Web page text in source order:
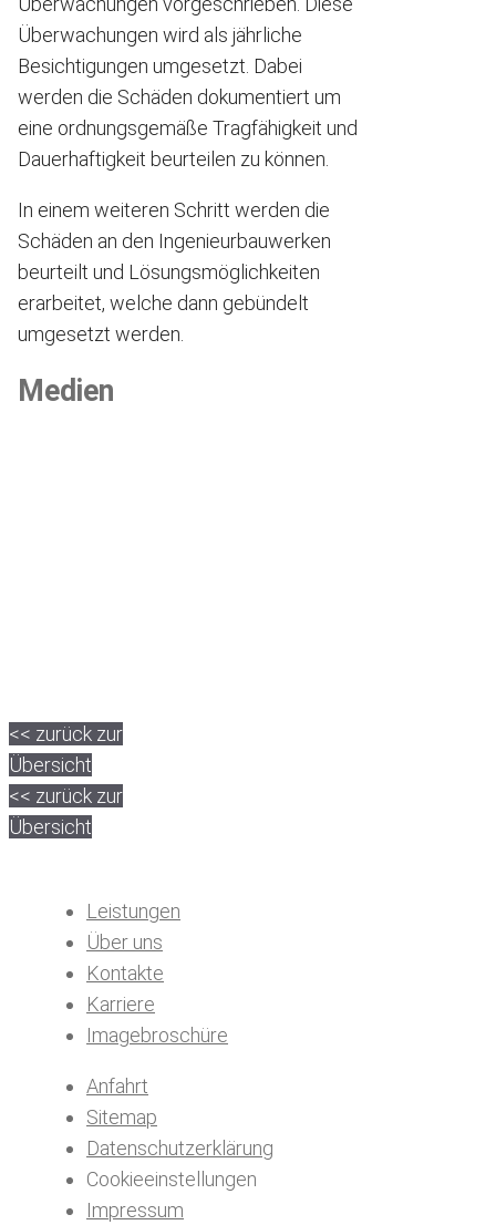
Überwachungen wird als jährliche
Besichtigungen umgesetzt. Dabei
werden die Schäden dokumentiert um
eine ordnungsgemäße Tragfähigkeit und
Dauerhaftigkeit beurteilen zu können.
In einem weiteren Schritt werden die
Schäden an den Ingenieurbauwerken
beurteilt und Lösungsmöglichkeiten
erarbeitet, welche dann gebündelt
umgesetzt werden.
Medien
<< zurück zur
Übersicht
<< zurück zur
Übersicht
Leistungen
Über uns
Kontakte
Karriere
Imagebroschüre
Anfahrt
Sitemap
Datenschutzerklärung
Cookieeinstellungen
Impressum